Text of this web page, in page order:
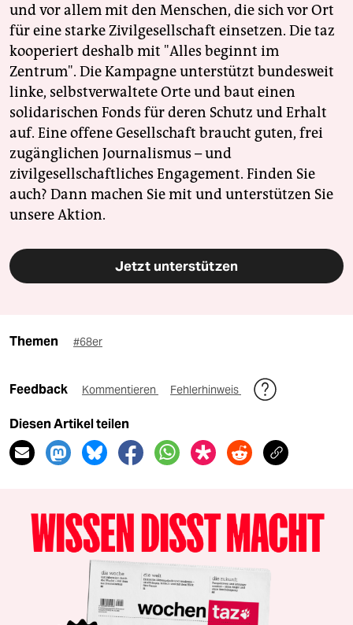
und vor allem mit den Menschen, die sich vor Ort
für eine starke Zivilgesellschaft einsetzen. Die taz
kooperiert deshalb mit "Alles beginnt im
Zentrum". Die Kampagne unterstützt bundesweit
linke, selbstverwaltete Orte und baut einen
solidarischen Fonds für deren Schutz und Erhalt
auf. Eine offene Gesellschaft braucht guten, frei
zugänglichen Journalismus – und
zivilgesellschaftliches Engagement. Finden Sie
auch? Dann machen Sie mit und unterstützen Sie
unsere Aktion.
Jetzt unterstützen
Themen #68er
Feedback Kommentieren Fehlerhinweis
Diesen Artikel teilen